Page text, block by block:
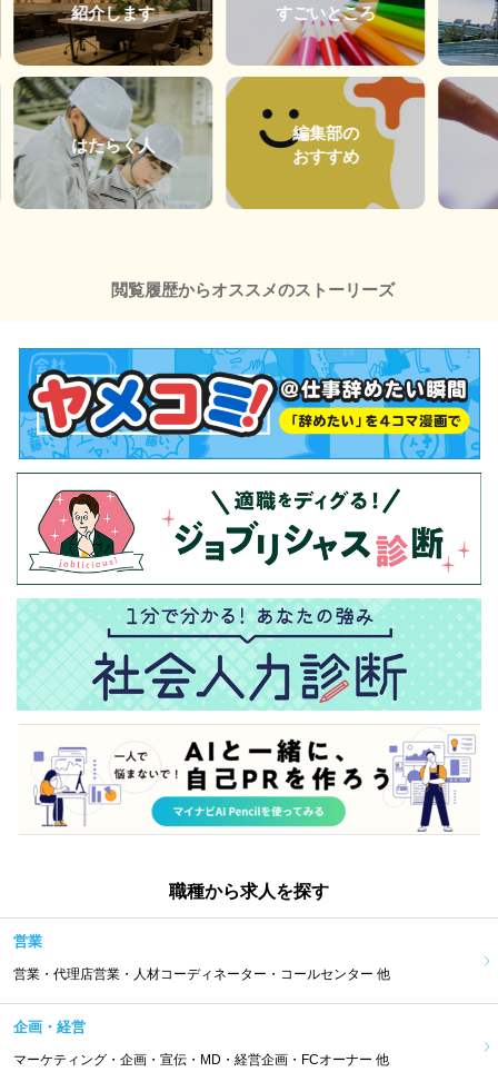
紹介します
はたらく人
すごいところ
編集部の
おすすめ
閲覧履歴からオススメのストーリーズ
職種から求人を探す
営業
営業・代理店営業・人材コーディネーター・コールセンター 他
企画・経営
マーケティング・企画・宣伝・MD・経営企画・FCオーナー 他